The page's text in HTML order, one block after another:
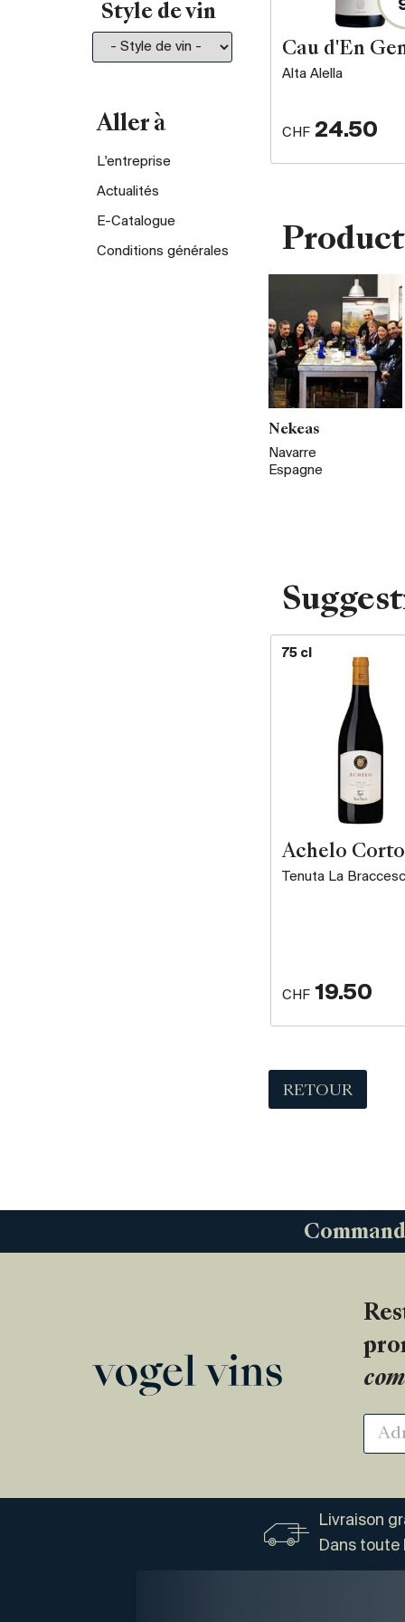
Style de vin
Aller à
L'entreprise
Actualités
E-Catalogue
Conditions générales
Cau d'En
Alta Alella
CHF 24.50
Nekeas
Navarre
Espagne
75 cl
Achelo
Tenuta La
CHF 19.50
RETOUR
Livraison
Dans toute